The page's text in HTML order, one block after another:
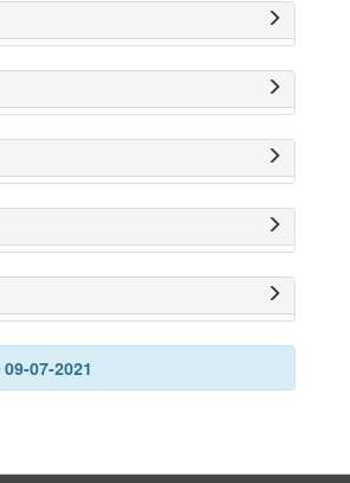
09-07-2021